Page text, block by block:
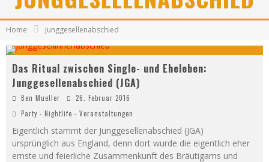
Kann unsere Ernährung das biologische Altern verlangsamen?
Home Junggesellenabschied
Das Ritual zwischen Single- und Eheleben:
Junggesellenabschied (JGA)
Ben Mueller
26. Februar 2016
Party - Nightlife - Veranstaltungen
Eigentlich stammt der Junggesellenabschied (JGA)
ursprünglich aus England, denn dort wurde die eigentlich eher
ernste und feierliche Zusammenkunft des Bräutigams und